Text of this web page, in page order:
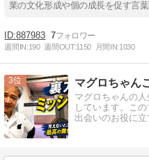
業の文化形成や個の成長を促す言
887983 7
週間IN:190 週間OUT:1150 月間IN:1030
3
マグロちゃんの
しています。こ
出会いのお役に